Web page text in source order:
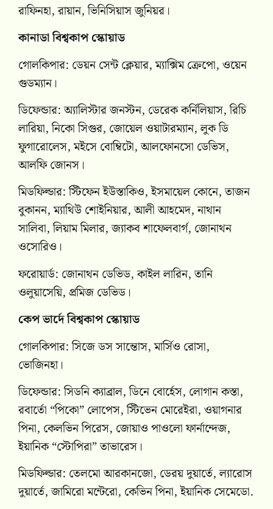
রাফিনহা, রায়ান, ভিনিসিয়াস জুনিয়র।
কানাডা বিশ্বকাপ স্কোয়াড
গোলকিপার: ডেয়ন সেন্ট ক্লেয়ার, ম্যাক্সিম ক্রেপো, ওয়েন
গুডম্যান।
ডিফেন্ডার: অ্যালিস্টার জনস্টন, ডেরেক কর্নিলিয়াস, রিচি
লারিয়া, নিকো সিগুর, জোয়েল ওয়াটারম্যান, লুক ডি
ফুগারোলেস, মইসে বোম্বিটো, আলফোনসো ডেভিস,
আলফি জোনস।
মিডফিল্ডার: স্টিফেন ইউস্তাকিও, ইসমায়েল কোনে, তাজন
বুকানন, ম্যাথিউ শোইনিয়ার, আলী আহমেদ, নাথান
সালিবা, লিয়াম মিলার, জ্যাকব শাফেলবার্গ, জোনাথন
ওসোরিও।
ফরোয়ার্ড: জোনাথন ডেভিড, কাইল লারিন, তানি
ওলুয়াসেয়ি, প্রমিজ ডেভিড।
কেপ ভার্দে বিশ্বকাপ স্কোয়াড
গোলকিপার: সিজে ডস সান্তোস, মার্সিও রোসা,
ভোজিনহা।
ডিফেন্ডার: সিডনি ক্যাব্রাল, ডিনে বোর্হেস, লোগান কস্তা,
রবার্তো “পিকো” লোপেস, স্টিভেন মোরেইরা, ওয়াগনার
পিনা, কেলভিন পিরেস, জোয়াও পাওলো ফার্নান্দেজ,
ইয়ানিক “স্টোপিরা” তাভারেস।
মিডফিল্ডার: তেলমো আরকানজো, ডেরয় দুয়ার্তে, ল্যারোস
দুয়ার্তে, জামিরো মন্টেরো, কেভিন পিনা, ইয়ানিক সেমেডো.